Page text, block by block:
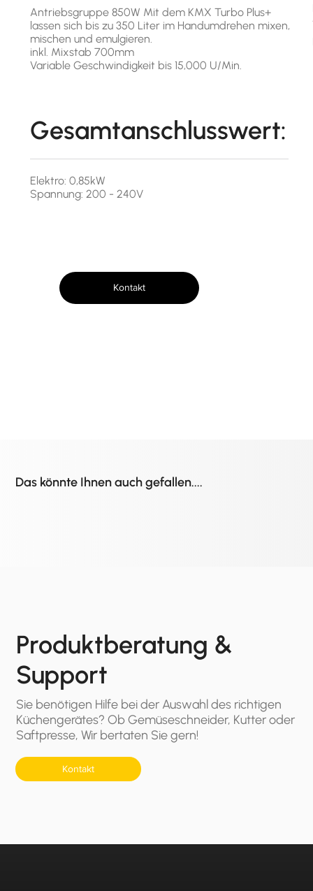
Kontakt
Antriebsgruppe 850W Mit dem KMX Turbo Plus+
lassen sich bis zu 350 Liter im Handumdrehen mixen,
mischen und emulgieren.
inkl. Mixstab 700mm
Variable Geschwindigkeit bis 15,000 U/Min.
Gesamtanschlusswert:
Elektro: 0,85kW
Spannung: 200 - 240V
Das könnte Ihnen auch gefallen....
Produktberatung &
Support
Sie benötigen Hilfe bei der Auswahl des richtigen
Küchengerätes? Ob Gemüseschneider, Kutter oder
Saftpresse, Wir bertaten Sie gern!
Kontakt